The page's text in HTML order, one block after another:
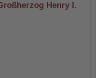
Henry I.